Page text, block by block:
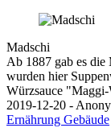
Madschi
Ab 1887 gab es
wurden hier
Würzsauce
2019-12-20 -
Ernährung Gebäude